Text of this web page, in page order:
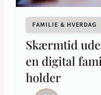
FAMILIE & HVERDAG
Skærmtid
en digital
holder